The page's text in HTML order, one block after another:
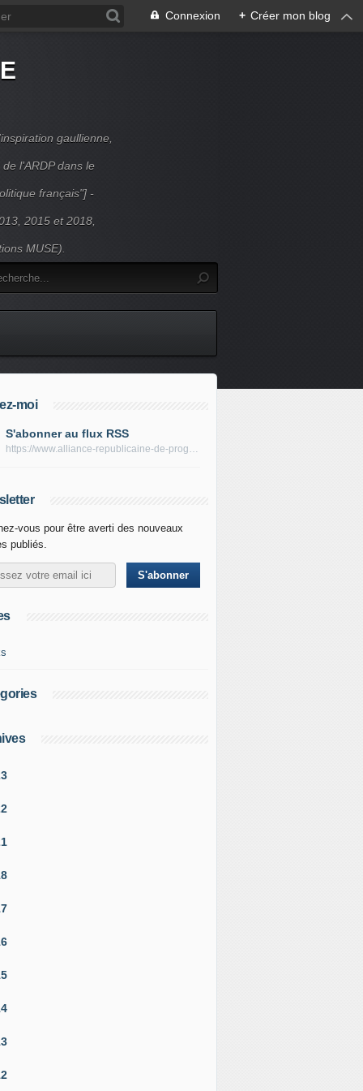
Connexion + Créer mon blog
gaullienne,
l'ARDP dans le
français"] -
2015 et 2018,
MUSE).
moi
S'abonner au flux RSS
https://www.alliance-republicaine-de-progres.com/rss
vous pour être averti des nouveaux
publiés.